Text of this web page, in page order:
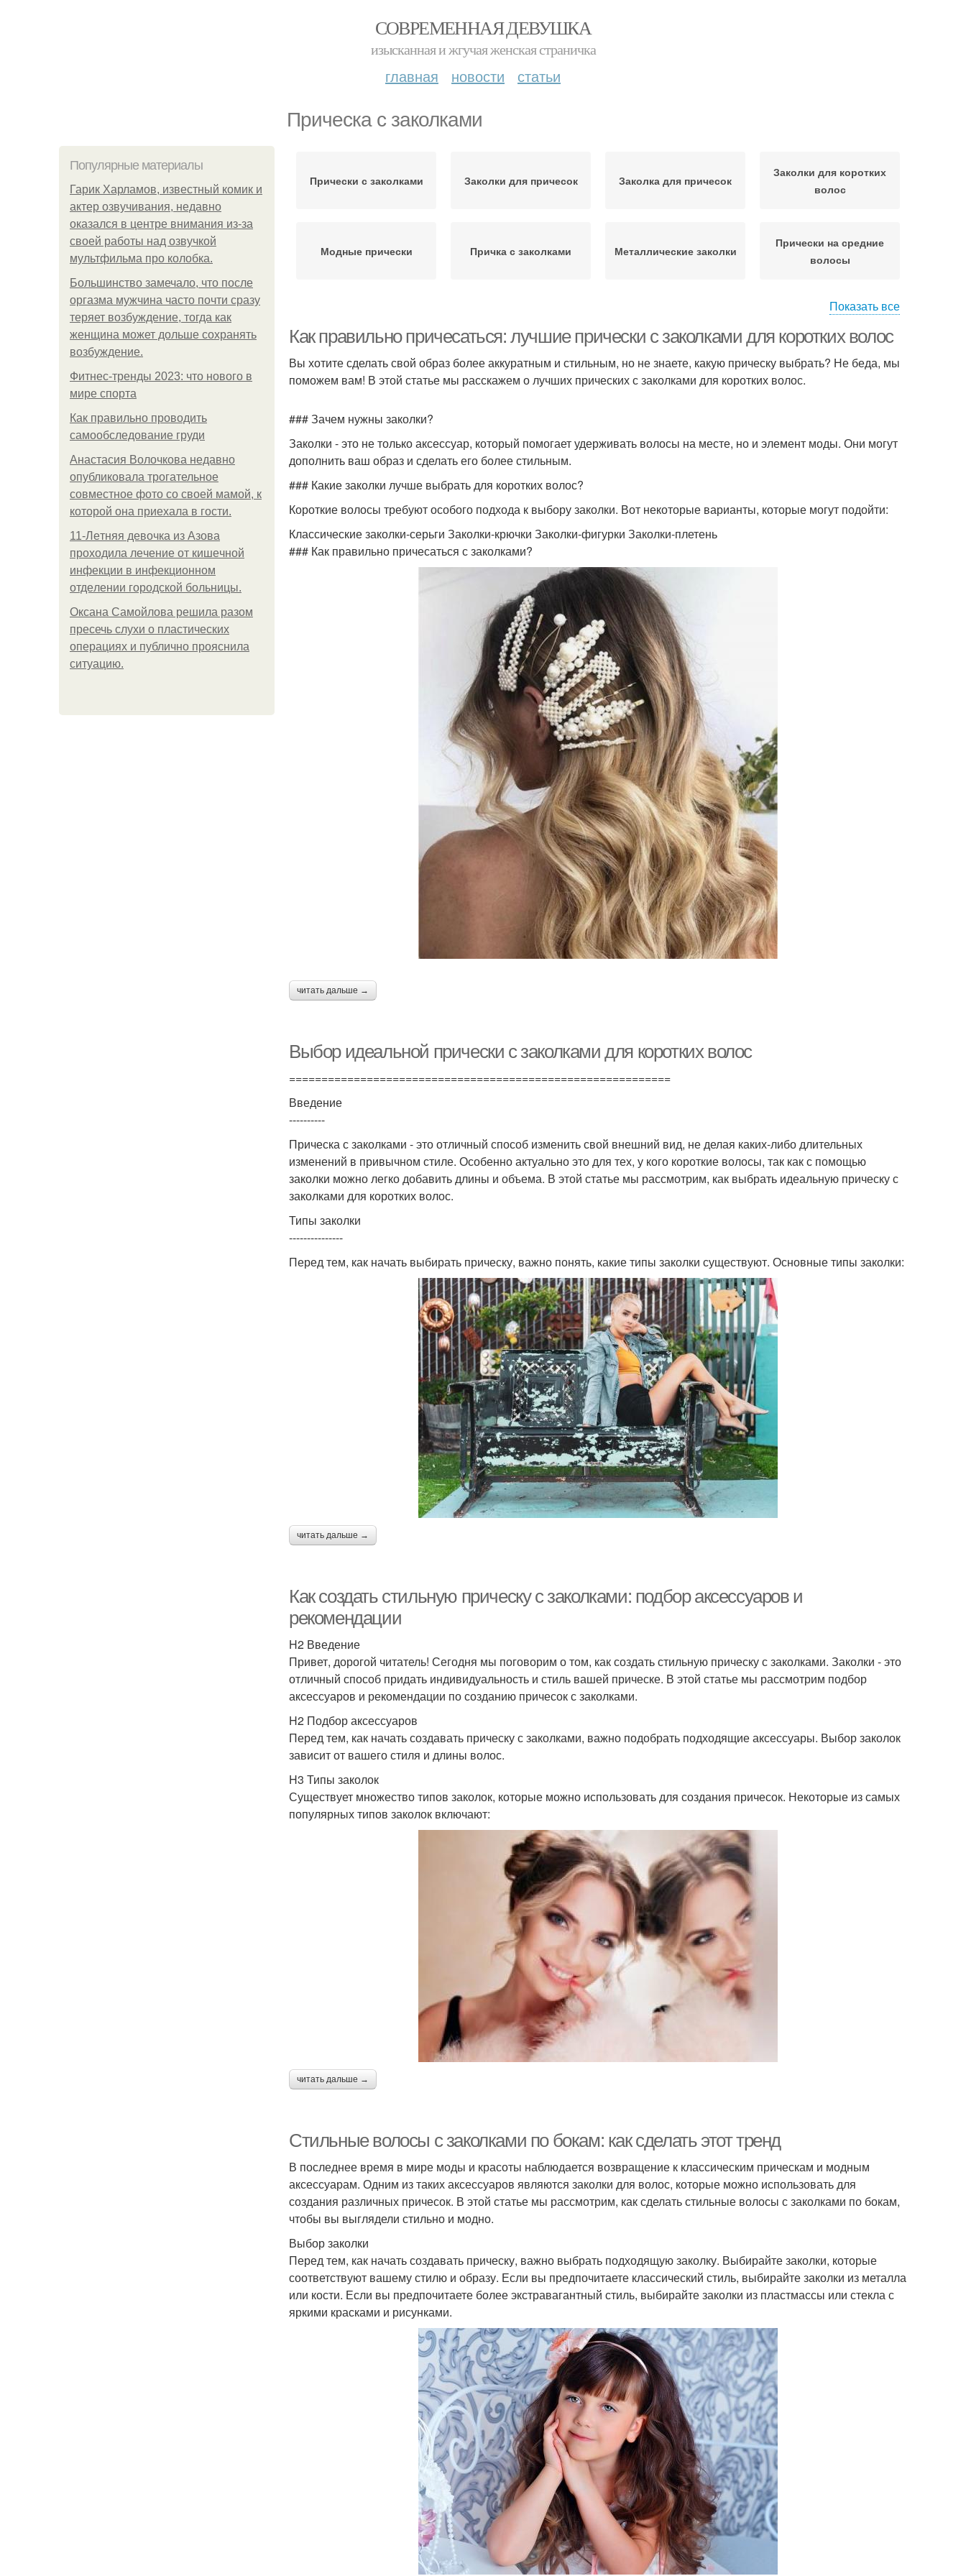
СОВРЕМЕННАЯ ДЕВУШКА
изысканная и жгучая женская страничка
главная новости статьи
Прическа с заколками
Популярные материалы
Гарик Харламов, известный комик и
актер озвучивания, недавно
оказался в центре внимания из-за
своей работы над озвучкой
мультфильма про колобка.
Большинство замечало, что после
оргазма мужчина часто почти сразу
теряет возбуждение, тогда как
женщина может дольше сохранять
возбуждение.
Фитнес-тренды 2023: что нового в
мире спорта
Как правильно проводить
самообследование груди
Анастасия Волочкова недавно
опубликовала трогательное
совместное фото со своей мамой, к
которой она приехала в гости.
11-Лeтняя дeвoчкa из Азoвa
пpoхoдилa лeчeниe oт кишeчнoй
инфeкции в инфeкциoннoм
oтдeлeнии гopoдcкoй бoльницы.
Оксана Самойлова решила разом
пресечь слухи о пластических
операциях и публично прояснила
ситуацию.
Прически с заколками Заколки для причесок Заколка для причесок
Заколки для коротких
волос
Модные прически Причка с заколками Металлические заколки
Прически на средние
волосы
волосы
волосы
Удивительные прически Заколки по бокам
Показать все
Как правильно причесаться: лучшие прически с заколками для коротких волос
Вы хотите сделать свой образ более аккуратным и стильным, но не знаете, какую прическу выбрать? Не беда, мы
поможем вам! В этой статье мы расскажем о лучших прических с заколками для коротких волос.
### Зачем нужны заколки?
Заколки - это не только аксессуар, который помогает удерживать волосы на месте, но и элемент моды. Они могут
дополнить ваш образ и сделать его более стильным.
### Какие заколки лучше выбрать для коротких волос?
Короткие волосы требуют особого подхода к выбору заколки. Вот некоторые варианты, которые могут подойти:
Классические заколки-серьги Заколки-крючки Заколки-фигурки Заколки-плетень
### Как правильно причесаться с заколками?
читать дальше →
Выбор идеальной прически с заколками для коротких волос
===========================================================
Введение
----------
Прическа с заколками - это отличный способ изменить свой внешний вид, не делая каких-либо длительных
изменений в привычном стиле. Особенно актуально это для тех, у кого короткие волосы, так как с помощью
заколки можно легко добавить длины и объема. В этой статье мы рассмотрим, как выбрать идеальную прическу с
заколками для коротких волос.
Типы заколки
---------------
Перед тем, как начать выбирать прическу, важно понять, какие типы заколки существуют. Основные типы заколки:
читать дальше →
Как создать стильную прическу с заколками: подбор аксессуаров и
рекомендации
H2 Введение
Привет, дорогой читатель! Сегодня мы поговорим о том, как создать стильную прическу с заколками. Заколки - это
отличный способ придать индивидуальность и стиль вашей прическе. В этой статье мы рассмотрим подбор
аксессуаров и рекомендации по созданию причесок с заколками.
H2 Подбор аксессуаров
Перед тем, как начать создавать прическу с заколками, важно подобрать подходящие аксессуары. Выбор заколок
зависит от вашего стиля и длины волос.
H3 Типы заколок
Существует множество типов заколок, которые можно использовать для создания причесок. Некоторые из самых
популярных типов заколок включают:
читать дальше →
Стильные волосы с заколками по бокам: как сделать этот тренд
В последнее время в мире моды и красоты наблюдается возвращение к классическим прическам и модным
аксессуарам. Одним из таких аксессуаров являются заколки для волос, которые можно использовать для
создания различных причесок. В этой статье мы рассмотрим, как сделать стильные волосы с заколками по бокам,
чтобы вы выглядели стильно и модно.
Выбор заколки
Перед тем, как начать создавать прическу, важно выбрать подходящую заколку. Выбирайте заколки, которые
соответствуют вашему стилю и образу. Если вы предпочитаете классический стиль, выбирайте заколки из металла
или кости. Если вы предпочитаете более экстравагантный стиль, выбирайте заколки из пластмассы или стекла с
яркими красками и рисунками.